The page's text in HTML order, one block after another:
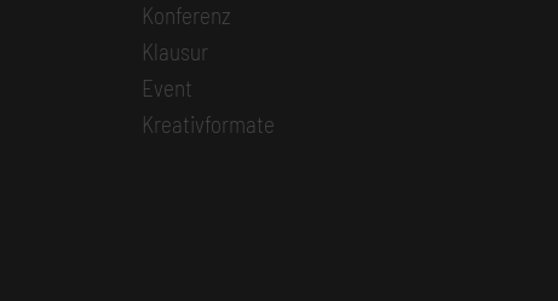
Konferenz
Klausur
Event
Kreativformate